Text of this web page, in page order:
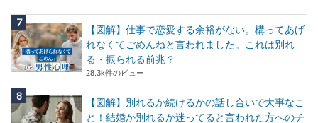
【図解】仕事で恋愛する余裕がない。構ってあげ
れなくてごめんねと言われました。これは別れ
る・振られる前兆？
28.3k件のビュー
【図解】別れるか続けるかの話し合いで大事なこ
と！結婚か別れるか迷ってると言われた方へのチ